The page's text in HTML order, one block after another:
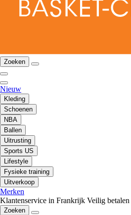
Zoeken
Nieuw
Kleding
Schoenen
NBA
Ballen
Uitrusting
Sports US
Lifestyle
Fysieke training
Uitverkoop
Merken
Klantenservice in Frankrijk Veilig betalen
Zoeken